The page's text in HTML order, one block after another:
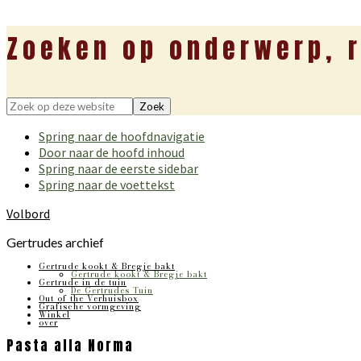
Zoeken op
Zoek
deze
website
Spring naar de hoofdnavigatie
Door naar de hoofd inhoud
Spring naar de eerste sidebar
Spring naar de voettekst
Volbord
Gertrudes archief
Gertrude kookt & Bregje bakt
Gertrude kookt & Bregje bakt
Gertrude in de tuin
De Gertrudes Tuin
Out of the Verhuisbox
Grafische vormgeving
Winkel
over
Pasta alla Norma